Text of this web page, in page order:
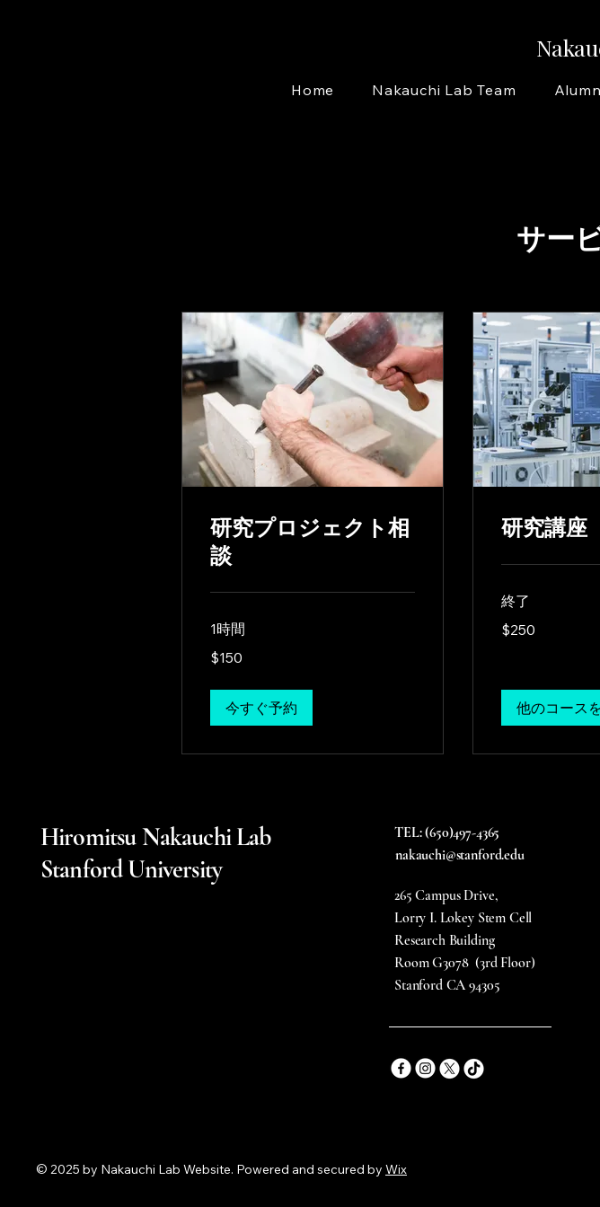
Home Nakauchi Lab Team
サー
研究プロジェクト相
談
1時間
US
dollars
$150
今すぐ予約
研究講座
終了
US
dollars
$250
他のコース
Hiromitsu Nakauchi Lab
Stanford University
TEL: (650)497-4365
nakauchi@stanford.edu
265 Campus Drive,
Lorry I. Lokey Stem Cell
Research Building
Room G3078 (3rd Floor)
Stanford CA 94305
© 2025 by Nakauchi Lab Website. Powered and secured by Wix